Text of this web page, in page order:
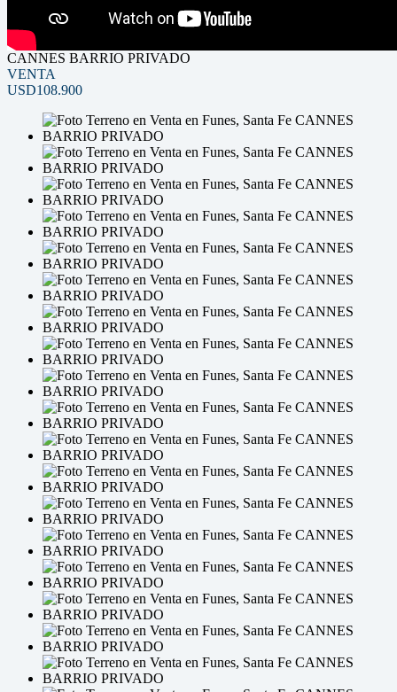
CANNES BARRIO PRIVADO
VENTA
USD108.900